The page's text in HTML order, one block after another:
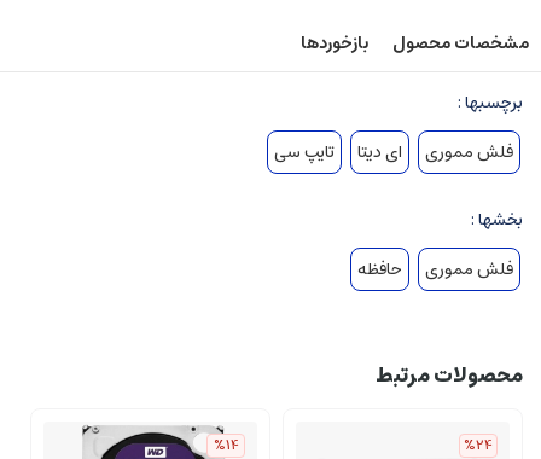
مشخصات محصول بازخوردها
برچسبها :
فلش مموری
ای دیتا تایپ سی
بخشها :
فلش مموری
حافظه
محصولات مرتبط
%24
%14